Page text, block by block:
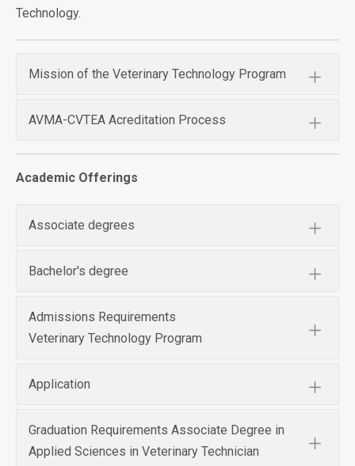
Technology.
Mission of the Veterinary Technology Program
AVMA-CVTEA Acreditation Process
Academic Offerings
Associate degrees
Bachelor's degree
Admissions Requirements
Veterinary Technology Program
Application
Graduation Requirements Associate Degree in
Applied Sciences in Veterinary Technician